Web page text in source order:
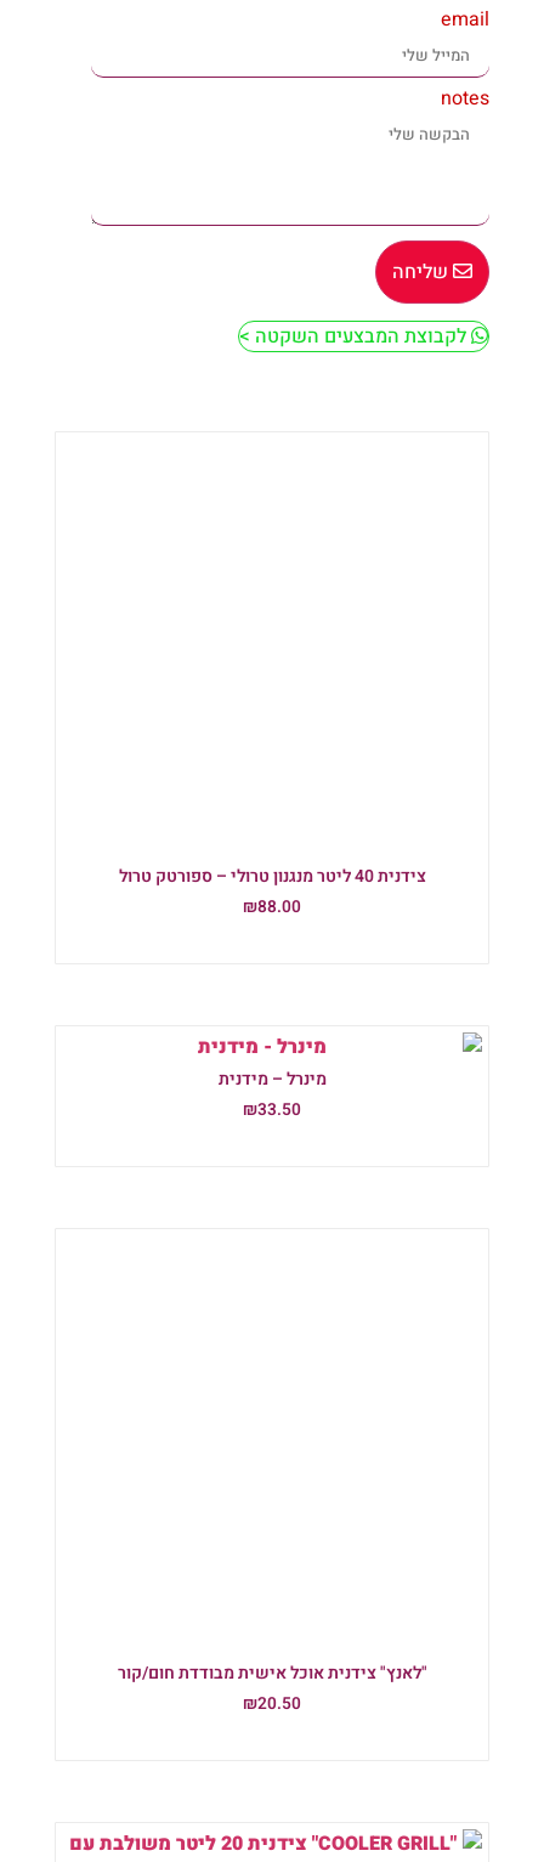
email
notes
שליחה
לקבוצת המבצעים השקטה >
צידנית 40 ליטר מנגנון טרולי – ספורטק טרול
₪88.00
מינרל – מידנית
₪33.50
"לאנץ" צידנית אוכל אישית מבודדת חום/קור
₪20.50